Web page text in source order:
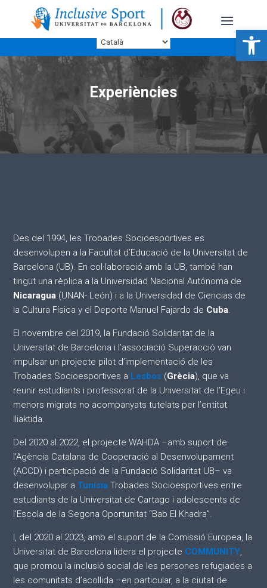
Obre la
Experiències
Des del 1994, les Trobades Socioesportives es
desenvolupen a la Facultat d’Educació de la Universitat de
Barcelona (UB). En col·laboració amb la UB, també han
tingut una rèplica a la Universidad Nacional Autónoma de
Nicaragua (UNAN- León) i a la Universidad de Ciencias de
la Cultura Física y el Deporte Manuel Fajardo de Cuba
El novembre del 2019, la Fundació Solidaritat de la
Universitat de Barcelona i l’associació Superacció van
impulsar un projecte pilot d’implementació de les
Trobades Socioesportives a Lesbos (Grècia), que va
reunir estudiants i professorat de la Universitat de l’Egeu i
menors migrats no acompanyats tutelats per l’entitat
Iliaktida.
Del 2020 al 2022, el projecte WAHDA –amb suport de
l’Agència Catalana de Cooperació al Desenvolupament
(ACCD) i participació de la Fundació Solidaritat UB– va
desenvolupar a Tunísia Trobades Socioesportives entre
estudiants de la Universitat de Cartago i adolescents de
l’Escola de la Segona Oportunitat “Bab El Khadra”.
I, del 2020 al 2023, amb el suport de la Comissió Europea, la
Universitat de Barcelona lidera el projecte COMMUNITY
que promou la inclusió social de les persones refugiades a
les comunitats d’acollida –en particular, a la ciutat de